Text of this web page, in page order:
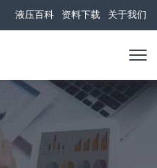
液压百科 资料下载 关于我们